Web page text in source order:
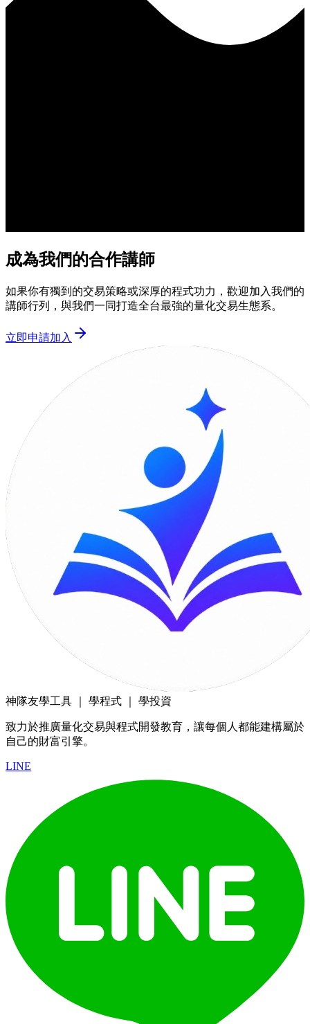
成為我們的合作講師
如果你有獨到的交易策略或深厚的程式功力，歡迎加入我們的
講師行列，與我們一同打造全台最強的量化交易生態系。
立即申請加入
神隊友學工具 ｜ 學程式 ｜ 學投資
致力於推廣量化交易與程式開發教育，讓每個人都能建構屬於
自己的財富引擎。
LINE